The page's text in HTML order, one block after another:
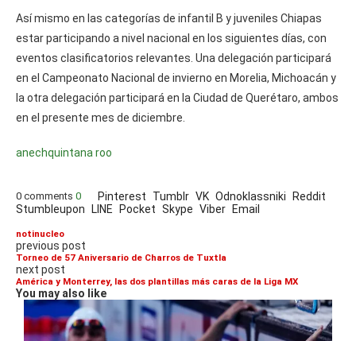
Así mismo en las categorías de infantil B y juveniles Chiapas
estar participando a nivel nacional en los siguientes días, con
eventos clasificatorios relevantes. Una delegación participará
en el Campeonato Nacional de invierno en Morelia, Michoacán y
la otra delegación participará en la Ciudad de Querétaro, ambos
en el presente mes de diciembre.
anechquintana roo
0 comments 0 Pinterest Tumblr VK Odnoklassniki
Reddit
Stumbleupon
LINE Pocket Skype Viber Email
notinucleo
previous post
Torneo de 57 Aniversario de Charros de Tuxtla
next post
América y Monterrey, las dos plantillas más caras de la Liga MX
You may also like